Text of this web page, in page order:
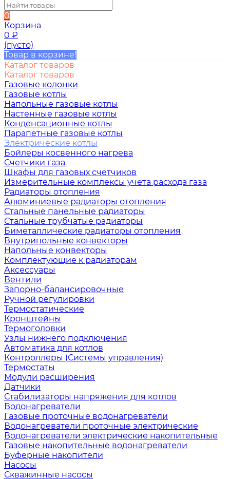
0
Корзина
0 ₽
(пусто)
Товар в корзине!
Каталог товаров
Каталог товаров
Газовые колонки
Газовые котлы
Напольные газовые котлы
Настенные газовые котлы
Конденсационные котлы
Парапетные газовые котлы
Электрические котлы
Бойлеры косвенного нагрева
Счетчики газа
Шкафы для газовых счетчиков
Измерительные комплексы учета расхода газа
Радиаторы отопления
Алюминиевые радиаторы отопления
Стальные панельные радиаторы
Стальные трубчатые радиаторы
Биметаллические радиаторы отопления
Внутрипольные конвекторы
Напольные конвекторы
Комплектующие к радиаторам
Аксессуары
Вентили
Запорно-балансировочные
Ручной регулировки
Термостатические
Кронштейны
Термоголовки
Узлы нижнего подключения
Автоматика для котлов
Контроллеры (Системы управления)
Термостаты
Модули расширения
Датчики
Стабилизаторы напряжения для котлов
Водонагреватели
Газовые проточные водонагреватели
Водонагреватели проточные электрические
Водонагреватели электрические накопительные
Газовые накопительные водонагреватели
Буферные накопители
Насосы
Скважинные насосы